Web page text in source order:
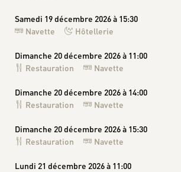
Samedi 19 décembre 2026 à 15:30
Navette
Hôtellerie
Dimanche 20 décembre 2026 à 11:00
Restauration
Navette
Dimanche 20 décembre 2026 à 14:00
Restauration
Navette
Dimanche 20 décembre 2026 à 15:30
Restauration
Navette
Lundi 21 décembre 2026 à 11:00